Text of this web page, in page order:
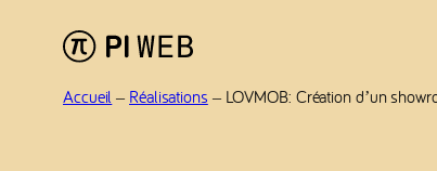
contenuAccueil – Réalisations – LOVMOB: Création d’un